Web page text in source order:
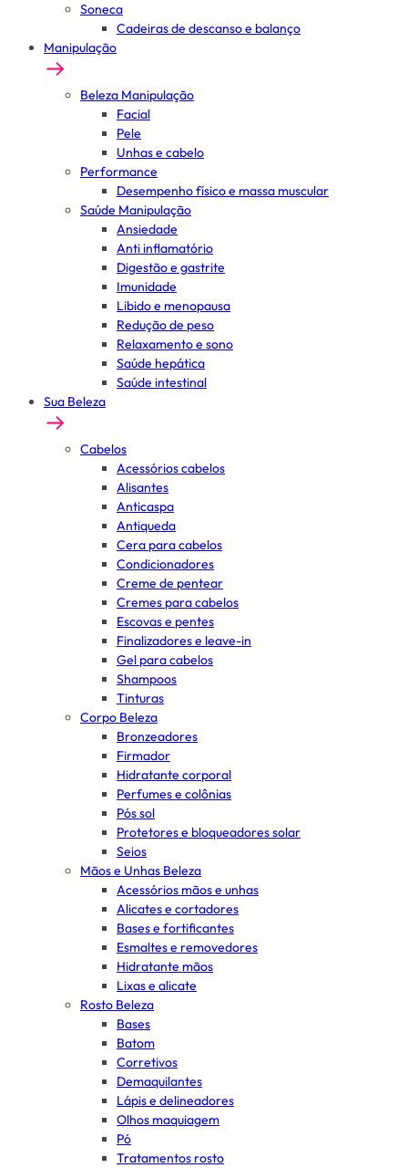
Soneca
Cadeiras de descanso e balanço
Manipulação
Beleza Manipulação
Facial
Pele
Unhas e cabelo
Performance
Desempenho físico e massa muscular
Saúde Manipulação
Ansiedade
Anti inflamatório
Digestão e gastrite
Imunidade
Libido e menopausa
Redução de peso
Relaxamento e sono
Saúde hepática
Saúde intestinal
Sua Beleza
Cabelos
Acessórios cabelos
Alisantes
Anticaspa
Antiqueda
Cera para cabelos
Condicionadores
Creme de pentear
Cremes para cabelos
Escovas e pentes
Finalizadores e leave-in
Gel para cabelos
Shampoos
Tinturas
Corpo Beleza
Bronzeadores
Firmador
Hidratante corporal
Perfumes e colônias
Pós sol
Protetores e bloqueadores solar
Seios
Mãos e Unhas Beleza
Acessórios mãos e unhas
Alicates e cortadores
Bases e fortificantes
Esmaltes e removedores
Hidratante mãos
Lixas e alicate
Rosto Beleza
Bases
Batom
Corretivos
Demaquilantes
Lápis e delineadores
Olhos maquiagem
Pó
Tratamentos rosto